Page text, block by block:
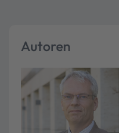
Autoren